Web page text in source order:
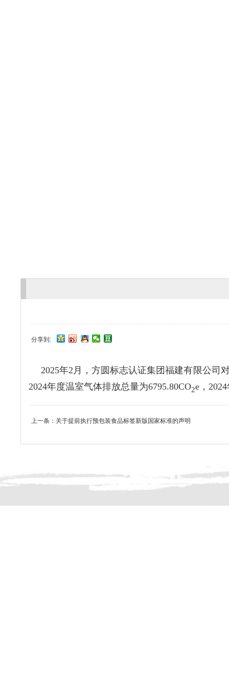
分享到:
2025年2月，方圆标志认证集团福建有限公司
2024年度温室气体排放总量为6795.80CO2e，
上一条： 关于提前执行预包装食品标签新版国家标准的声明